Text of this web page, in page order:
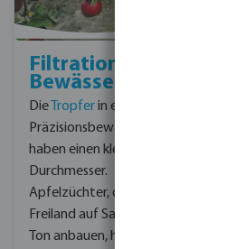
Filtration von
DieTropferin einem
Präzisionsbewässerungssystem
haben einen kleinen
Durchmesser.
Apfelzüchter, die im
Freiland auf Sand oder
Ton anbauen, haben